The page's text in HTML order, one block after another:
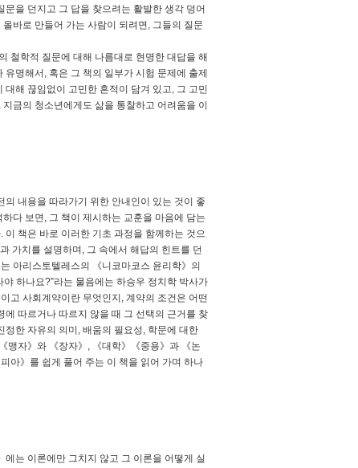
을 던지고 그 답을 찾으려는 활발한 생각 덩어
바로 만들어 가는 사람이 되려면, 그들의 질문
철학적 질문에 대해 나름대로 현명한 대답을 해
명해서, 혹은 그 책의 일부가 시험 문제에 출제
해 끊임없이 고민한 흔적이 담겨 있고, 그 고민
금의 청소년에게도 삶을 통찰하고 어려움을 이
내용을 따라가기 위한 안내인이 있는 것이 좋
다 보면, 그 책이 제시하는 교훈을 마음에 담는
책은 바로 이러한 기초 과정을 함께하는 것으
가치를 설명하며, 그 속에서 해답의 힌트를 던
아리스토텔레스의 《니코마코스 윤리학》의
하나요?”라는 물음에는 하승우 정치학 박사가
고 사회계약이란 무엇인지, 계약의 조건은 어떤
따르거나 따르지 않을 때 그 선택의 근거를 찾
한 자유의 의미, 배움의 필요성, 학문에 대한
맹자》와 《장자》, 《대학》《중용》과 《논
아》를 쉽게 풀어 주는 이 책을 읽어 가며 하나
는 이론에만 그치지 않고 그 이론을 어떻게 실